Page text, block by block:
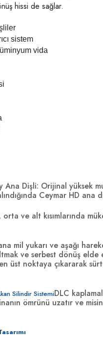
hissi de sağlar.
sistem
vida
Ana Dişli: Orijinal yüksek
Ceymar HD ana
ve alt kısımlarında
mil yukarı ve aşağı
ve serbest dönüş
üst noktaya çıkararak
Silindir SistemiDLC
ömrünü uzatır ve